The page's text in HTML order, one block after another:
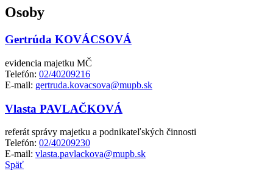
Osoby
Gertrúda KOVÁCSOVÁ
evidencia majetku MČ
Telefón: 02/40209216
E-mail: gertruda.kovacsova@mupb.sk
Vlasta PAVLAČKOVÁ
referát správy majetku a podnikateľských činnosti
Telefón: 02/40209230
E-mail: vlasta.pavlackova@mupb.sk
Späť